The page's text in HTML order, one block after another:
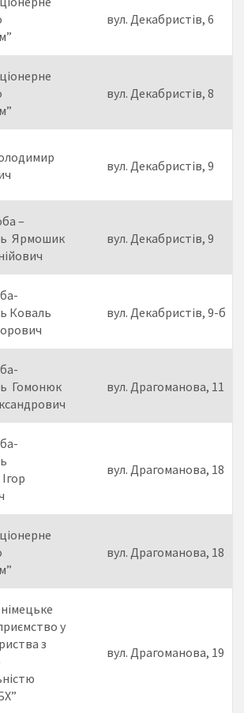
вул. Декабристів, 6
вул. Декабристів, 8
вул. Декабристів, 9
–
Ярмошик
вул. Декабристів, 9
Коваль
вул. Декабристів, 9-б
Гомонюк
вул. Драгоманова, 11
вул. Драгоманова, 18
вул. Драгоманова, 18
у
з
вул. Драгоманова, 19